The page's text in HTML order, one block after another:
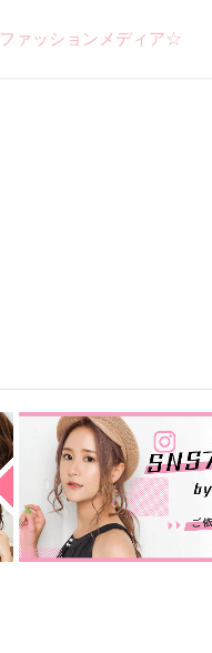
ァッションメディア☆